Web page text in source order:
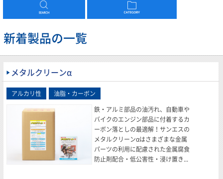
新着製品の一覧
メタルクリーンα
鉄・アルミ部品の油汚れ、自動車や
バイクのエンジン部品に付着するカ
ーボン落としの最適解！サンエスの
メタルクリーンαはさまざまな金属
パーツの利用に配慮された金属腐食
防止剤配合・低公害性・浸け置き...